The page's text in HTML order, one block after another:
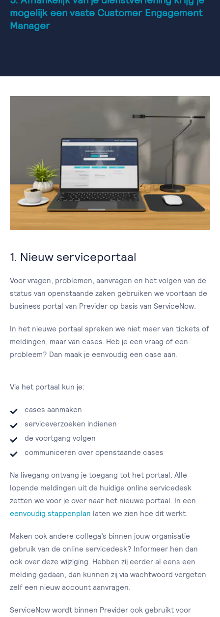
mogelijk een vaste Customer Engagement
Manager
1. Nieuw serviceportaal
Voor vragen, problemen, aanvragen en het volgen van de
status van openstaande zaken gebruiken we voortaan de
business portal van Previder op basis van ServiceNow.
In het nieuwe portaal spreken we niet meer van tickets of
meldingen, maar van cases. Heb je een vraag of een
probleem? Dan maak je eenvoudig een case aan.
Via het portaal kun je:
cases aanmaken
serviceverzoeken indienen
de voortgang volgen
communiceren over openstaande cases
Na livegang ontvang je toegang tot het portaal. Alle
lopende meldingen uit de huidige online servicedesk
zetten we voor je over naar het nieuwe portaal. In een
eenvoudig stappenplan laten we zien hoe dit werkt.
Maken ook andere collega’s binnen jouw organisatie
gebruik van de online servicedesk? Informeer hen dan
ook over deze wijziging. Hebben zij eerder al eens een
melding gedaan, dan kunnen zij via wachtwoord vergeten
zelf een nieuw account aanvragen.
ServiceNow wordt binnen Previder ook gebruikt voor